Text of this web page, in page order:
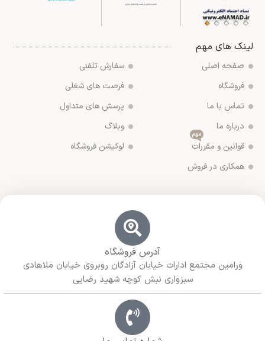
لینک های مهم
صفحه اصلی
فروشگاه
تماس با ما
درباره ما
قوانین و مقررات
مهم
همکاری در فروش
سفارش تلفنی
فرصت های شغلی
پرسش های متداول
وبلاگ
لوکیشن فروشگاه
آدرس فروشگاه
ورامین مجتمع ادارات خیابان آزادگان روبروی خیابان ملاهادی
سبزواری نبش کوچه شهید رضایی